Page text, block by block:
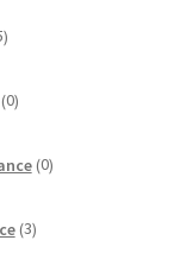
izdelkov
0izdelkov
0izdelkov
3izdelki